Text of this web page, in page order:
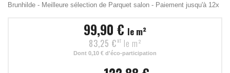
Brunhilde - Meilleure sélection de Parquet salon - Paiement jusqu'à 12x
99,90 € le m²
83,25 € HT le m²
Dont 0,10 € d'éco-participation